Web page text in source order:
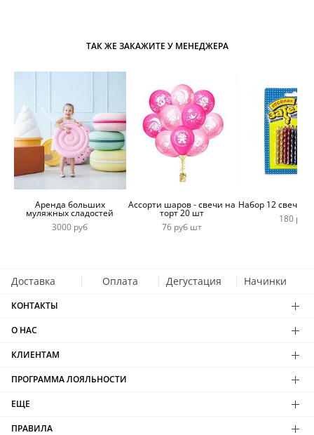
ТАК ЖЕ ЗАКАЖИТЕ У МЕНЕДЖЕРА
Аренда больших
муляжных сладостей
3000 руб
Ассорти шаров - свечи на
торт 20 шт
76 руб шт
Набор 12 свечей
180 руб
Доставка Оплата Дегустация Начинки
КОНТАКТЫ
О НАС
КЛИЕНТАМ
ПРОГРАММА ЛОЯЛЬНОСТИ
ЕЩЕ
ПРАВИЛА